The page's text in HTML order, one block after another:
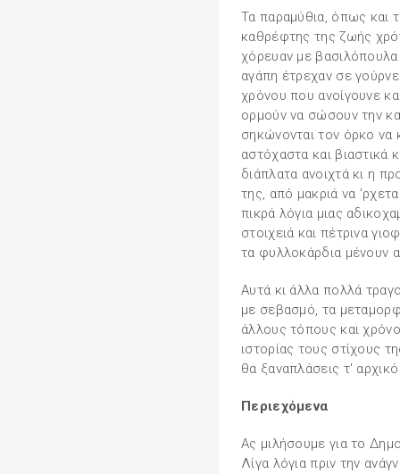
Τα παραμύθια, όπως και
καθρέφτης της ζωής
χόρευαν με
αγάπη έτρεχαν σε
χρόνου που ανοίγουνε
ορμούν να σώσουν την
σηκώνονται τον όρκο να
αστόχαστα και
διάπλατα ανοιχτά κι η
της, από μακριά να
πικρά λόγια μιας
στοιχειά και πέτρινα
τα φυλλοκάρδια μένουν
Αυτά κι άλλα πολλά
με σεβασμό, τα
άλλους τόπους και
ιστορίας τους στίχους
θα ξαναπλάσεις τ'
Περιεχόμενα
Ας μιλήσουμε για το
Λίγα λόγια πριν την